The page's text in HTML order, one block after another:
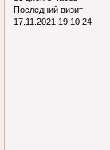
Последний визит:
17.11.2021 19:10:24